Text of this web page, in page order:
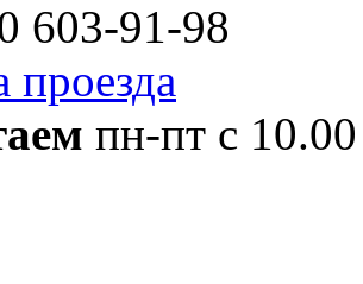
603-91-98
проезда
пн-пт с